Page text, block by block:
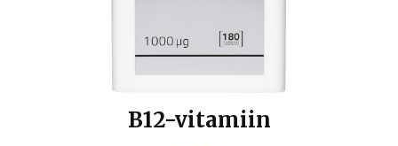
B12-vitamiin